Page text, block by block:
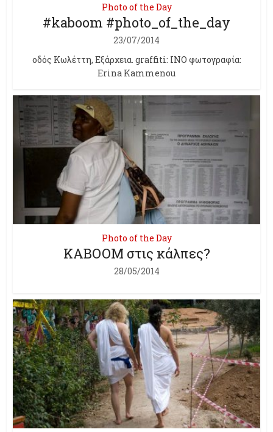
Photo of the Day
#kaboom #photo_of_the_day
23/07/2014
οδός Κωλέττη, Εξάρχεια. graffiti: INO φωτογραφία:
Erina Kammenou
Photo of the Day
KABOOM στις κάλπες?
28/05/2014